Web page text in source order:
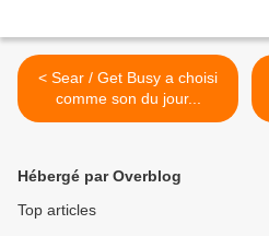
< Sear / Get Busy a choisi
comme son du jour...
Hébergé par Overblog
Top articles